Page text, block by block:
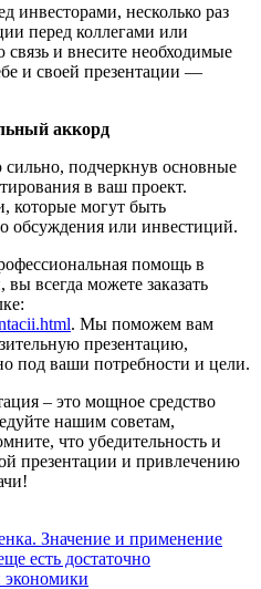
инвесторами, несколько раз
перед коллегами или
и внесите необходимые
и своей презентации —
аккорд
подчеркнув основные
в ваш проект.
которые могут быть
обсуждения или инвестиций.
помощь в
всегда можете заказать
. Мы поможем вам
презентацию,
под ваши потребности и цели.
– это мощное средство
нашим советам,
что убедительность и
презентации и привлечению
Значение и применение
есть достаточно
экономики